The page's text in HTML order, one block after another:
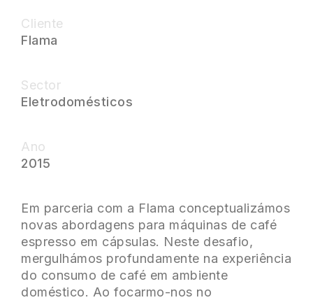
Cliente
Flama
Sector
Eletrodomésticos
Ano
2015
Em parceria com a Flama conceptualizámos
novas abordagens para máquinas de café
espresso em cápsulas. Neste desafio,
mergulhámos profundamente na experiência
do consumo de café em ambiente
doméstico. Ao focarmo-nos no